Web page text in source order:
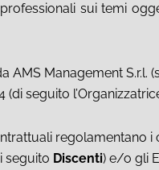
sui temi
AMS Management S.r.l.
(di seguito
regolamentano i
seguito Discenti) e/o gli